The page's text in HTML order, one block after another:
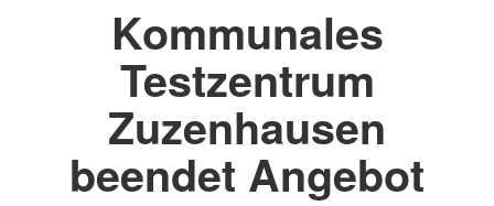
Kommunales
Testzentrum
Zuzenhausen
beendet Angebot